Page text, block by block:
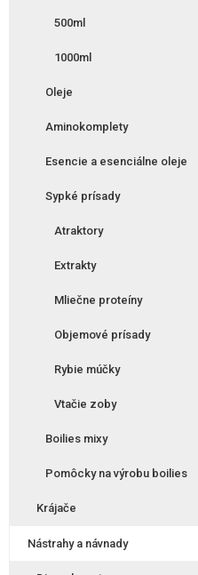
500ml
1000ml
Oleje
Aminokomplety
Esencie a esenciálne oleje
Sypké prísady
Atraktory
Extrakty
Mliečne proteíny
Objemové prísady
Rybie múčky
Vtačie zoby
Boilies mixy
Pomôcky na výrobu boilies
Krájače
Nástrahy a návnady